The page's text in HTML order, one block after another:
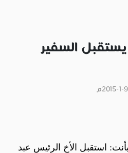
السفير
استقبل الأخ الرئيس عبد